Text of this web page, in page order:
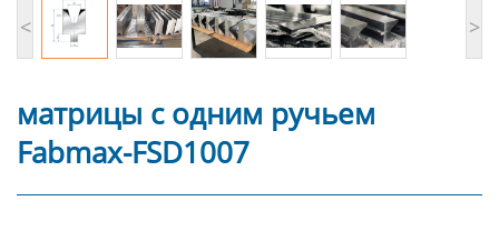
< >
матрицы с одним ручьем
Fabmax-FSD1007